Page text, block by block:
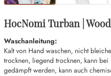
HocNomi Turban |
Waschanleitung:
Kalt von Hand waschen, nicht
trocknen, liegend trocknen, kann
gedämpft werden, kann auch